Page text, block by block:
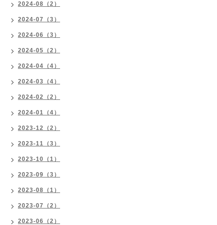
2024-08（2）
2024-07（3）
2024-06（3）
2024-05（2）
2024-04（4）
2024-03（4）
2024-02（2）
2024-01（4）
2023-12（2）
2023-11（3）
2023-10（1）
2023-09（3）
2023-08（1）
2023-07（2）
2023-06（2）